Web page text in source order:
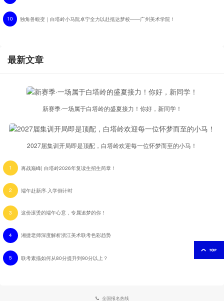
10 独角兽蜕变｜白塔岭小马阮卓宁全力以赴抵达梦校——广州美术学院！
最新文章
新赛季·一场属于白塔岭的盛夏接力！你好，新同学！
2027届集训开局即是顶配，白塔岭欢迎每一位怀梦而至的小马！
1 再战巅峰| 白塔岭2026年复读生招生简章！
2 端午赴新序·入学倒计时
3 这份滚烫的端午心意，专属追梦的你！
4 湘捷老师深度解析浙江美术联考色彩趋势
5 联考素描如何从80分提升到90分以上？
全国报名热线